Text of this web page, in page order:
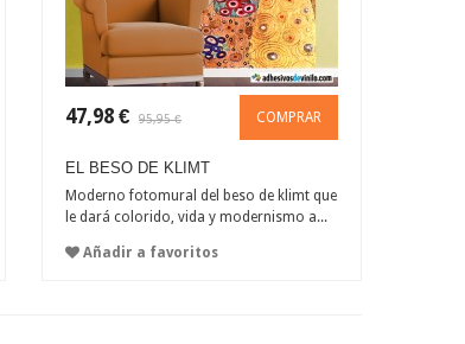
COMPRAR
47,98 € 95,95 €
EL BESO DE KLIMT
Moderno fotomural del beso de klimt que
le dará colorido, vida y modernismo a...
Añadir a favoritos